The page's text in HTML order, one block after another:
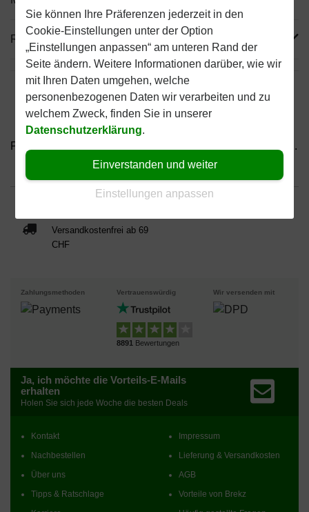
Sie können Ihre Präferenzen jederzeit in den
Cookie-Einstellungen unter der Option
„Einstellungen anpassen“ am unteren Rand der
Seite ändern. Weitere Informationen darüber, wie wir
mit Ihren Daten umgehen, welche
personenbezogenen Daten wir verarbeiten und zu
welchem Zweck, finden Sie in unserer
Datenschutzerklärung.
Einverstanden und weiter
Einstellungen anpassen
Reviews
Purina One Adult mit Rind... Purina One Adult mit Huhn...
Bis 30% günstiger Sicher bezahlen
Versandkostenfrei ab 69
CHF
Zahlungsmethoden Vertrauenswürdig
8891 Bewertungen
Wir versenden mit
Ja, ich möchte die Vorteils-E-Mails
erhalten
Holen Sie sich jede Woche die besten Deals
Kontakt
Nachbestellen
Über uns
Tipps & Ratschlage
Impressum
Lieferung & Versandkosten
AGB
Vorteile von Brekz